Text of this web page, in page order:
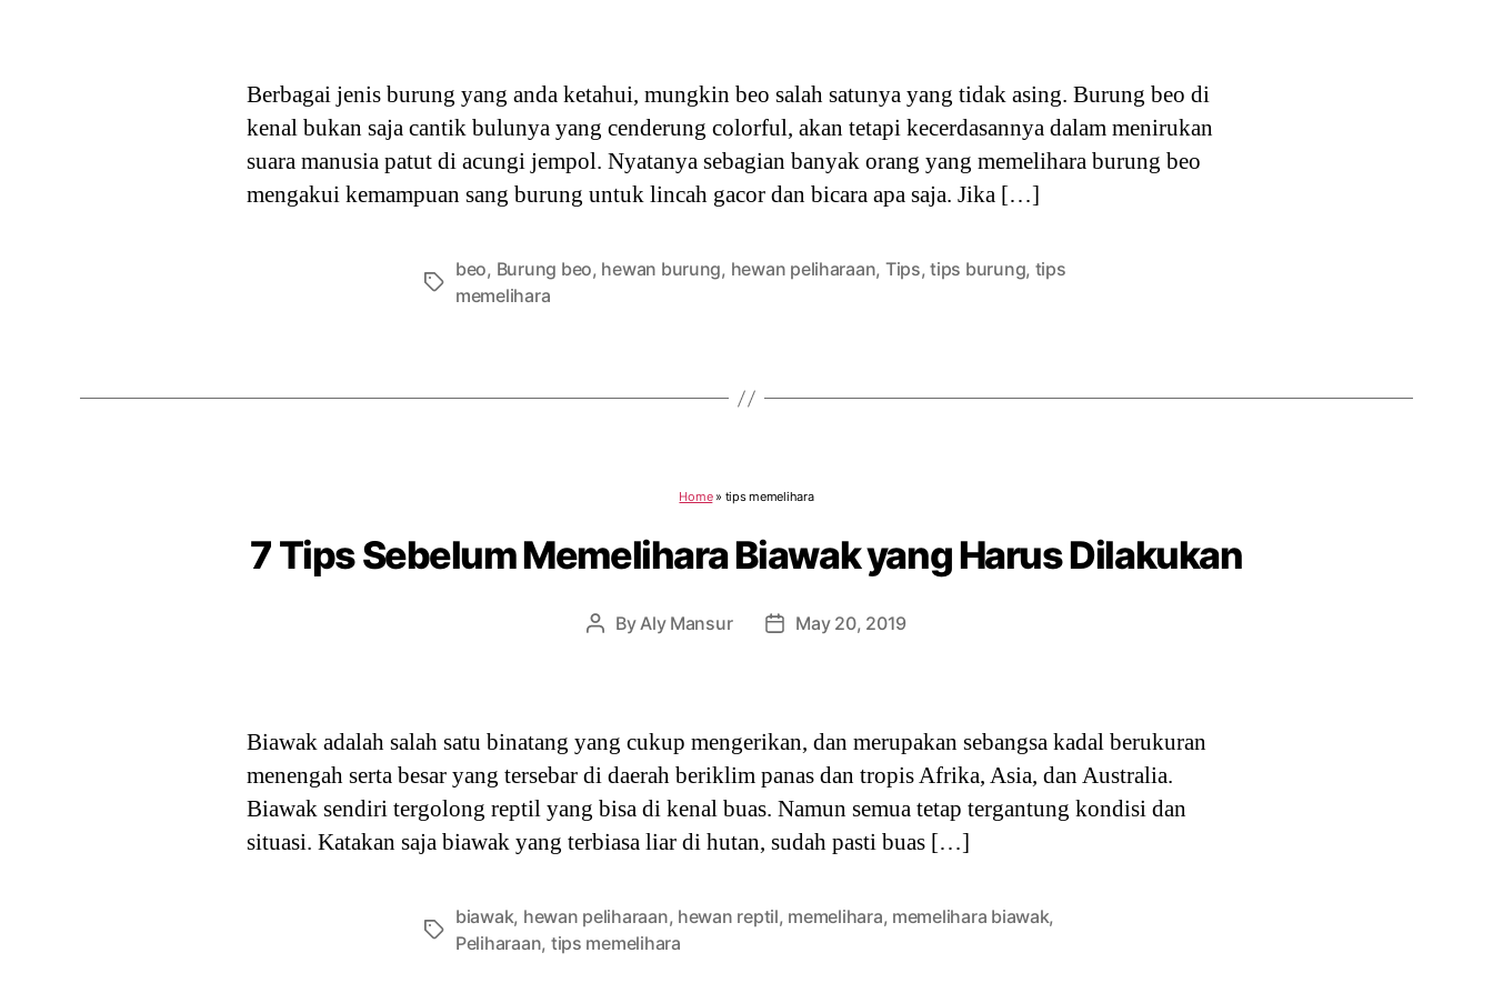
Berbagai jenis burung yang anda ketahui, mungkin beo salah satunya yang tidak asing. Burung beo di
kenal bukan saja cantik bulunya yang cenderung colorful, akan tetapi kecerdasannya dalam menirukan
suara manusia patut di acungi jempol. Nyatanya sebagian banyak orang yang memelihara burung beo
mengakui kemampuan sang burung untuk lincah gacor dan bicara apa saja. Jika […]
Tags
beo, Burung beo, hewan burung, hewan peliharaan, Tips,tips burung, tips
memelihara
Home» tips memelihara
7 Tips Sebelum Memelihara Biawak yang Harus Dilakukan
Post
ByAly Mansur
PostMay 20, 2019
Biawak adalah salah satu binatang yang cukup mengerikan, dan merupakan sebangsa kadal berukuran
menengah serta besar yang tersebar di daerah beriklim panas dan tropis Afrika, Asia, dan Australia.
Biawak sendiri tergolong reptil yang bisa di kenal buas. Namun semua tetap tergantung kondisi dan
situasi. Katakan saja biawak yang terbiasa liar di hutan, sudah pasti buas […]
Tags
biawak, hewan peliharaan, hewan reptil, memelihara, memelihara biawak,
Peliharaan, tips memelihara